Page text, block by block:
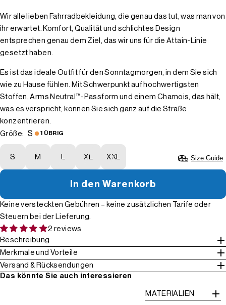
Wir alle lieben Fahrradbekleidung, die genau das tut, was man von
ihr erwartet. Komfort, Qualität und schlichtes Design
entsprechen genau dem Ziel, das wir uns für die Attain-Linie
gesetzt haben.
Es ist das ideale Outfit für den Sonntagmorgen, in dem Sie sich
wie zu Hause fühlen. Mit Schwerpunkt auf hochwertigsten
Stoffen, Arms Neutral™-Passform und einem Chamois, das hält,
was es verspricht, können Sie sich ganz auf die Straße
konzentrieren.
Größe:
S 1 ÜBRIG
S M L XL XXL Size Guide
In den Warenkorb
Keine versteckten Gebühren – keine zusätzlichen Tarife oder
Steuern bei der Lieferung.
2 reviews
Beschreibung
Merkmale und Vorteile
Versand & Rücksendungen
Das könnte Sie auch interessieren
MATERIALIEN